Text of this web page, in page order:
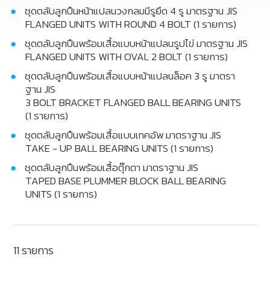
CATALOG
CONTACT US
บริษัท ทีพีเอส แบริ่ง แอนด์ โซลูชั่นส์ จำกัด
98/8-9 หมู่ที่ 3 ตำบลดอนหัวฬ่อ อำเภอเมือง จังหวัดชลบุรี
083-078-4515
033-083-988-9
ชุดตลับลูกปืนหน้าแปลนวงกลมมีรูยึด 4 รู มาตรฐาน JIS
FLANGED UNITS WITH ROUND 4 BOLT (1 รายการ)
ชุดตลับลูกปืนพร้อมเสื้อแบบหน้าแปลนรูปไข่ มาตรฐาน JIS
FLANGED UNITS WITH OVAL 2 BOLT (1 รายการ)
ชุดตลับลูกปืนพร้อมเสื้อแบบหน้าแปลนล็อค 3 รู มาตรา
ฐาน JIS
3 BOLT BRACKET FLANGED BALL BEARING UNITS
(1 รายการ)
ชุดตลับลูกปืนพร้อมเสื้อแบบเทคอัพ มาตราฐาน JIS
TAKE - UP BALL BEARING UNITS (1 รายการ)
ชุดตลับลูกปืนพร้อมเสื้อตุ๊กตา มาตราฐาน JIS
TAPED BASE PLUMMER BLOCK BALL BEARING
UNITS (1 รายการ)
11 รายการ